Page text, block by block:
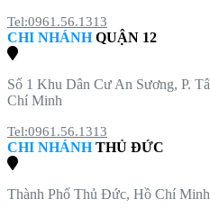
Tel:0961.56.1313
CHI NHÁNHQUẬN 12
Số 1 Khu Dân Cư An Sương, P.
Chí Minh
Tel:0961.56.1313
CHI NHÁNHTHỦ ĐỨC
Thành Phố Thủ Đức, Hồ Chí Minh